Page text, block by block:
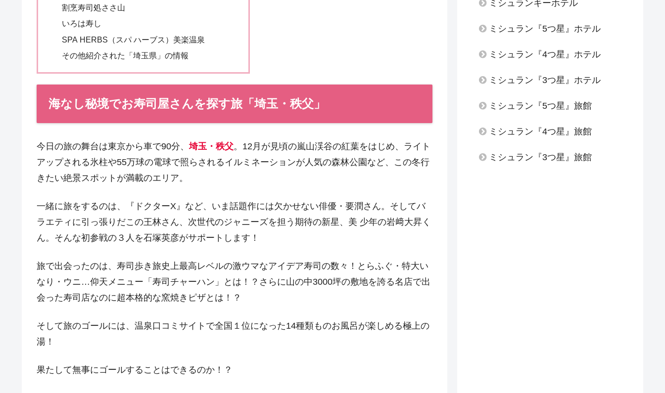
割烹寿司処ささ山
いろは寿し
SPA HERBS（スパ ハーブス）美楽温泉
その他紹介された「埼玉県」の情報
海なし秘境でお寿司屋さんを探す旅「埼玉・秩父」
今日の旅の舞台は東京から車で90分、埼玉・秩父。12月が見頃の嵐山渓谷の紅葉をはじめ、ライト
アップされる氷柱や55万球の電球で照らされるイルミネーションが人気の森林公園など、この冬行
きたい絶景スポットが満載のエリア。
一緒に旅をするのは、『ドクターX』など、いま話題作には欠かせない俳優・要潤さん。そしてバ
ラエティに引っ張りだこの王林さん、次世代のジャニーズを担う期待の新星、美 少年の岩﨑大昇く
ん。そんな初参戦の３人を石塚英彦がサポートします！
旅で出会ったのは、寿司歩き旅史上最高レベルの激ウマなアイデア寿司の数々！とらふぐ・特大い
なり・ウニ…仰天メニュー「寿司チャーハン」とは！？さらに山の中3000坪の敷地を誇る名店で出
会った寿司店なのに超本格的な窯焼きピザとは！？
そして旅のゴールには、温泉口コミサイトで全国１位になった14種類ものお風呂が楽しめる極上の
湯！
果たして無事にゴールすることはできるのか！？
ミシュランキーホテル
ミシュラン『5つ星』ホテル
ミシュラン『4つ星』ホテル
ミシュラン『3つ星』ホテル
ミシュラン『5つ星』旅館
ミシュラン『4つ星』旅館
ミシュラン『3つ星』旅館